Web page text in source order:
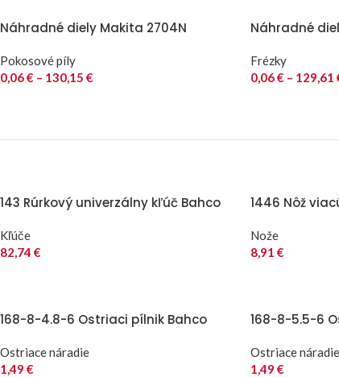
Náhradné diely Makita 2704N
Pokosové píly
0,06€ – 130,15 €
Náhradné
Frézky
0,06€ – 129,61
143 Rúrkový univerzálny kľúč Bahco
Kľúče
82,74 €
1446 Nôž
Nože
8,91 €
168-8-4.8-6 Ostriaci pílnik Bahco
Ostriace náradie
1,49 €
168-8-5.5-6
Ostriace náradie
1,49 €